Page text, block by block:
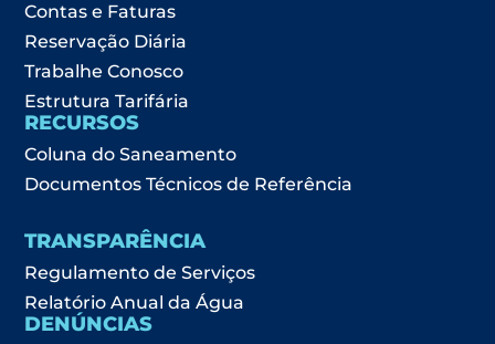
Contas e Faturas
Reservação Diária
Trabalhe Conosco
Estrutura Tarifária
RECURSOS
Coluna do Saneamento
Documentos Técnicos de Referência
TRANSPARÊNCIA
Regulamento de Serviços
Relatório Anual da Água
DENÚNCIAS